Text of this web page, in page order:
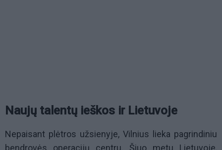
Naujų talentų ieškos ir Lietuvoje
Nepaisant plėtros užsienyje, Vilnius lieka pagrindiniu